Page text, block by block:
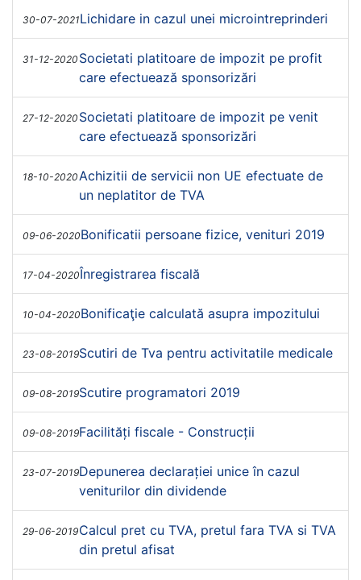
30-07-2021Lichidare in cazul unei microintreprinderi
31-12-2020 Societati platitoare de impozit pe profit
care efectuează sponsorizări
27-12-2020 Societati platitoare de impozit pe venit
care efectuează sponsorizări
18-10-2020Achizitii de servicii non UE efectuate de
un neplatitor de TVA
09-06-2020Bonificatii persoane fizice, venituri 2019
17-04-2020Înregistrarea fiscală
10-04-2020Bonificaţie calculată asupra impozitului
23-08-2019Scutiri de Tva pentru activitatile medicale
09-08-2019Scutire programatori 2019
09-08-2019Facilități fiscale - Construcții
23-07-2019Depunerea declarației unice în cazul
veniturilor din dividende
29-06-2019Calcul pret cu TVA, pretul fara TVA si TVA
din pretul afisat